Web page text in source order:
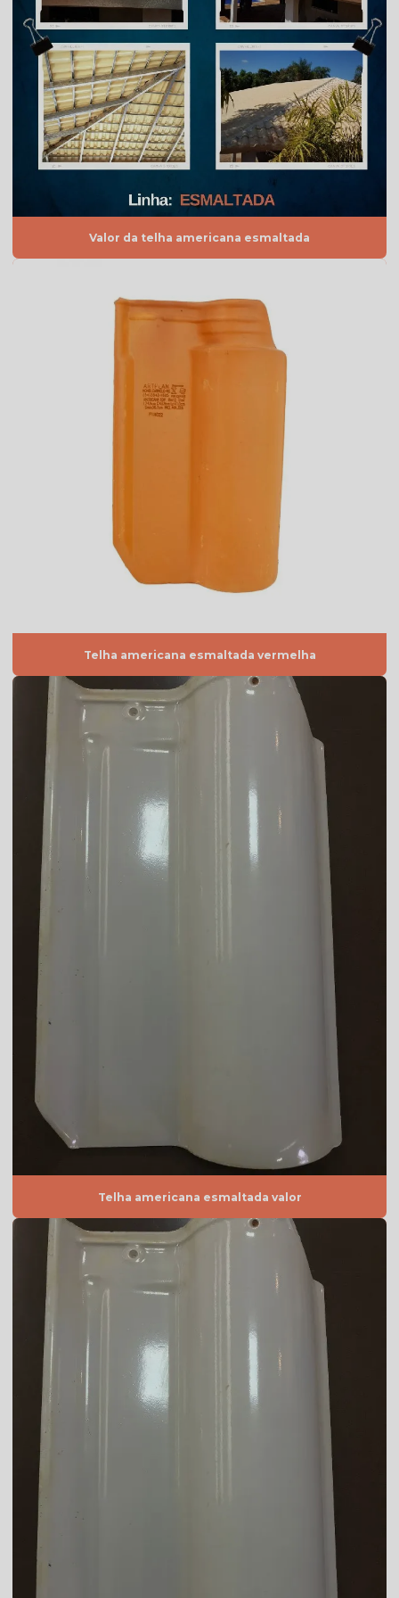
Preço de telhas resinadas
Quanto custa telha de cimento
Telha americana branca
Telha americana caramelo
Telha americana esmaltada
Telha americana esmaltada cinza
Telha americana esmaltada grafite
Telha americana esmaltada marfim
Telha americana esmaltada preço
Telha americana por m2
Telha americana mesclada natural
Telha americana mesclada valor
Telha americana natural preço
Telha americana resinada
Telha americana resinada branca
Telha americana resinada cores
Telha americana resinada mesclada
Telha americana resinada preço
Telha americana resinada valor
Telha americana resinada vermelha
Telha de argila
Telha de barro preço
Telha de barro preço unidade
Telha de barro quadrada
Telha de barro romana
Telha branca colonial
Telha branca esmaltada
Telha branca preço
Telha branca resinada
Telha caramelo
Telha celote preço
Telha de cimento hidrofugada
Telha de cimento preço
Telha cinza
Valor da telha americana esmaltada
Telha americana esmaltada vermelha
Telha americana esmaltada valor